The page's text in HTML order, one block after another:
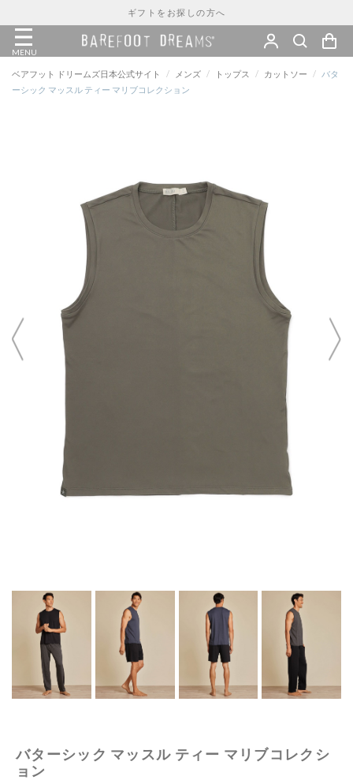
ギフトをお探しの方へ
MENU
ベアフット ドリームズ日本公式サイト / メンズ / トップス / カットソー /
バタ
ーシック マッスル ティー マリブコレクション
バターシック マッスル ティー マリブコレクシ
ョン